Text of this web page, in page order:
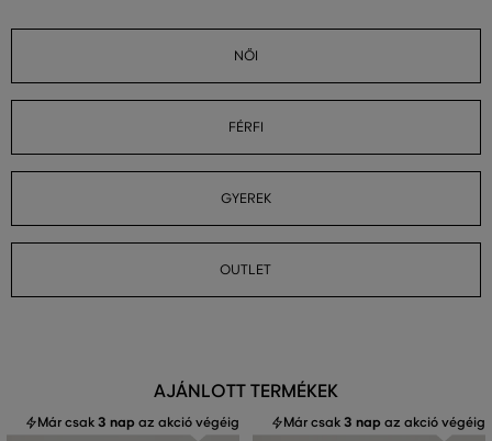
NŐI
FÉRFI
GYEREK
OUTLET
AJÁNLOTT TERMÉKEK
Már csak3 nap az akció végéig Már csak3 nap az akció végéig